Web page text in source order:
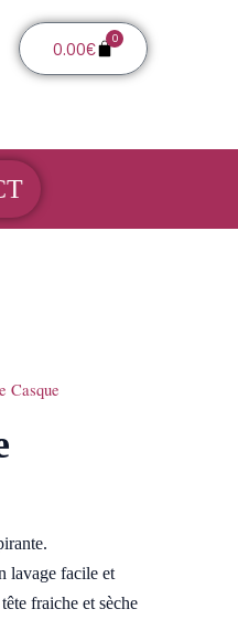
0.00€ 0
Panier
Casque
lavage facile et
fraiche et sèche